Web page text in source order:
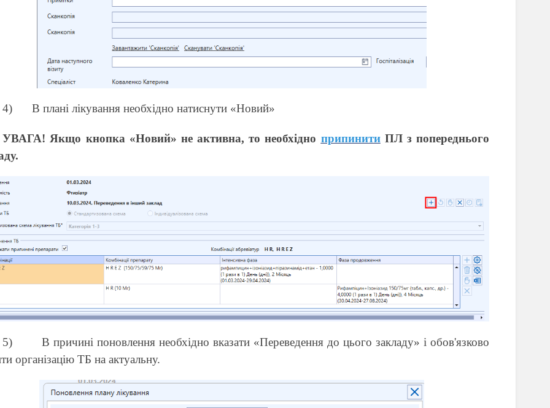
4) В плані лікування необхідно натиснути «Новий»
УВАГА! Якщо кнопка «Новий» не активна, то необхідно припинитиПЛ з попереднього
5)
В причині поновлення необхідно вказати «Переведення до цього закладу» і обов'язково
організацію ТБ на актуальну.